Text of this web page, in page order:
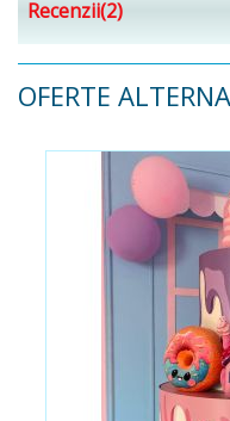
Recenzii(2)
OFERTE